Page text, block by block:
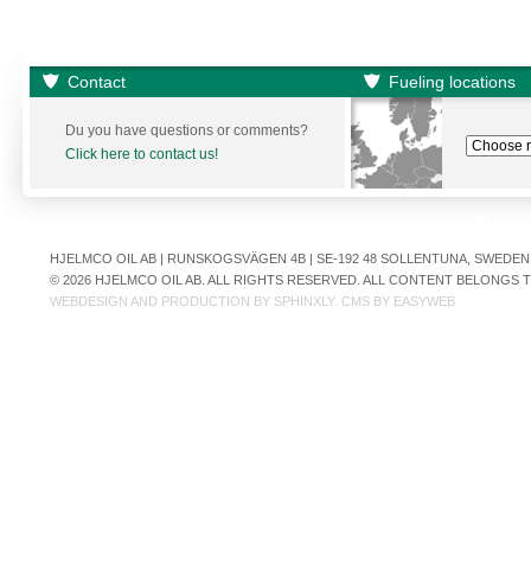
Contact Fueling locations
Du you have questions or comments?
Click here to contact us!
HJELMCO OIL AB | RUNSKOGSVÄGEN 4B | SE-192 48 SOLLENTUNA,
© 2026 HJELMCO OIL AB. ALL RIGHTS RESERVED. ALL CONTENT
WEBDESIGN AND PRODUCTION BY SPHINXLY. CMS BY EASYWEB